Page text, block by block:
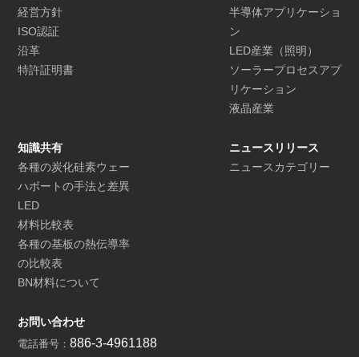
経営方針
ISO認証
沿革
特許証明書
半導体アプリケーショ
ン
LED産業（照明）
ソーラープロセスアプ
リケーション
液晶産業
知識共有
各種の炭化硅素ウェー
ハボートの手法と差異
LED
材料比較表
各種の基板の熱伝導率
の比較表
BN材料について
ニュースリリース
ニュースカテゴリー
お問い合わせ
電話番号：886-3-4961188